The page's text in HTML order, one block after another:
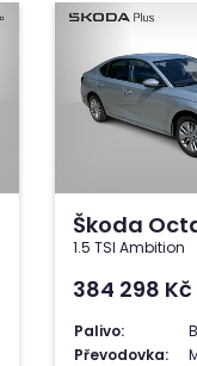
Škoda
1.5 TSI Ambition
384 298 Kč
Palivo:
Převodovka: